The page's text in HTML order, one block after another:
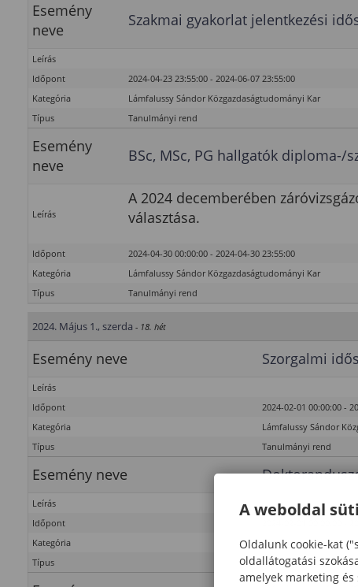
Esemény
neve
Szakmai gyakorlat jelentkezési
Leírás
Időpont
2024-04-23 23:55:00 - 2024-06-07 23:55:00
Kategória
Lámfalussy Sándor Közgazdaságtudományi Kar
Típus
Tanulmányi rend
Esemény
neve
BSc, MSc, PG hallgatók diploma-/
Leírás
A 2024 decemberében
választása.
Időpont
2024-04-30 00:00:00 - 2024-04-30 23:55:00
Kategória
Lámfalussy Sándor Közgazdaságtudományi Kar
Típus
Tanulmányi rend
2024. Május 1., szerda - 18. hét
Esemény neve Szorgalmi
Leírás
Időpont
2024-02-01 00:00:00 -
Kategória
Lámfalussy Sándor
Típus
Tanulmányi rend
Esemény neve
Leírás
Időpont
Kategória
Lámfalussy Sándor
Típus
Tanulmányi rend – PhD
A weboldal
Oldalunk cookie-kat
oldallátogatási
amelyek marketing